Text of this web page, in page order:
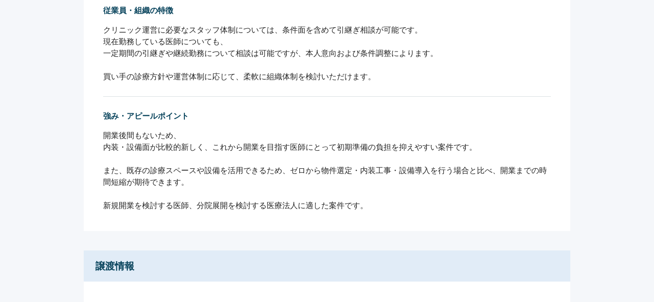
従業員・組織の特徴
クリニック運営に必要なスタッフ体制については、条件面を含めて引継ぎ相談が可能です。
現在勤務している医師についても、
一定期間の引継ぎや継続勤務について相談は可能ですが、本人意向および条件調整によります。
買い手の診療方針や運営体制に応じて、柔軟に組織体制を検討いただけます。
強み・アピールポイント
開業後間もないため、
内装・設備面が比較的新しく、これから開業を目指す医師にとって初期準備の負担を抑えやすい案件です。
また、既存の診療スペースや設備を活用できるため、ゼロから物件選定・内装工事・設備導入を行う場合と比べ、開業までの時
間短縮が期待できます。
新規開業を検討する医師、分院展開を検討する医療法人に適した案件です。
譲渡情報